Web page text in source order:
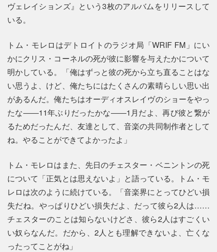
ヴェレイションズ』という3枚のアルバムをリリースして
いる。
トム・モレロはデトロイトのラジオ局「WRIF FM」にい
かにクリス・コーネルの死が彼に影響を与えたかについて
明かしている。「俺はずっと彼の死から立ち直ることはな
い思うよ、けど、俺たちにはたくさんの素晴らしい思い出
があるんだ。俺たちはオーディオスレイヴのショーをやっ
たな――11年ぶりだったかな――1月だよ、再び彼と繋が
るためだったんだ、友達として、音楽の共同制作者として
ね。やることができてよかったよ」
トム・モレロはまた、先日のチェスター・ベニントンの死
について「正気とは思えないよ」と語っている。トム・モ
レロは次のように続けている。「音楽界にとってひどい損
失だね。やっぱりひどい損失だよ、だって彼ら2人は……
チェスターのことは知らないけどさ、彼ら2人はすごくい
い奴らなんだ。だから、2人とも理解できないよ、亡くな
ったってことがね」